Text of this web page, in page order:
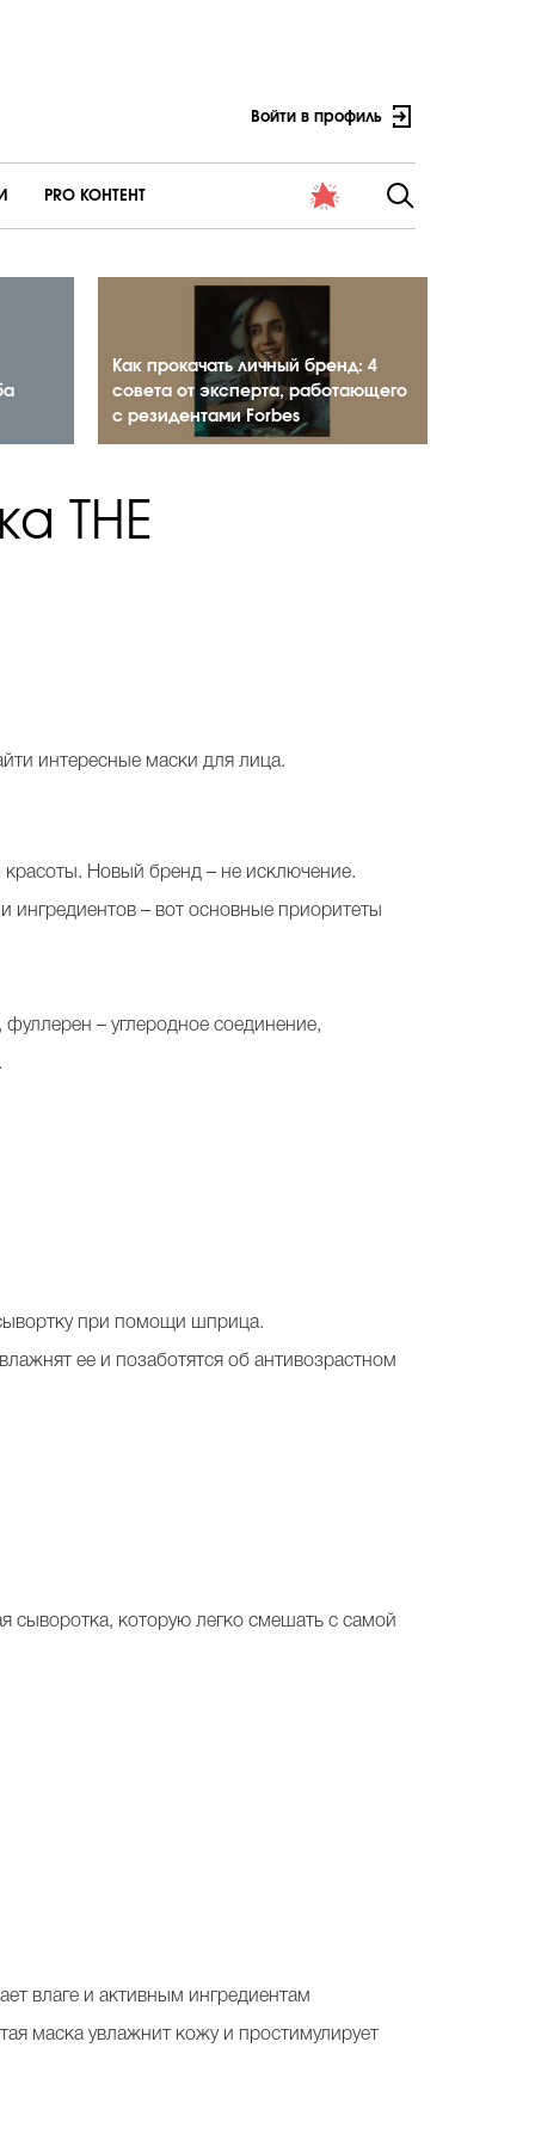
Войти в профиль
PRO КОНТЕНТ
Как прокачать личный бренд: 4
совета от эксперта, работающего
с резидентами Forbes
THE
интересные маски для лица.
Новый бренд – не исключение.
– вот основные приоритеты
– углеродное соединение,
при помощи шприца.
ее и позаботятся об антивозрастном
сыворотка, которую легко смешать с самой
влаге и активным ингредиентам
маска увлажнит кожу и простимулирует